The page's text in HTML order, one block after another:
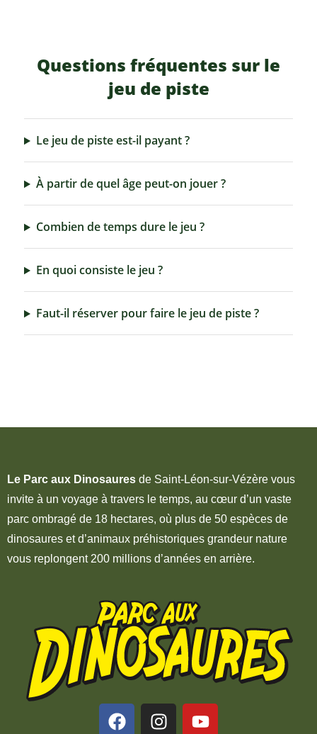
Questions fréquentes sur le
jeu de piste
Le jeu de piste est-il payant ?
À partir de quel âge peut-on jouer ?
Combien de temps dure le jeu ?
En quoi consiste le jeu ?
Faut-il réserver pour faire le jeu de piste ?
Le Parc aux Dinosaures de Saint-Léon-sur-Vézère vous
invite à un voyage à travers le temps, au cœur d’un vaste
parc ombragé de 18 hectares, où plus de 50 espèces de
dinosaures et d’animaux préhistoriques grandeur nature
vous replongent 200 millions d’années en arrière.